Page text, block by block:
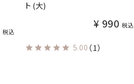
税込
ト (大)
¥ 990 税込
5.00 （1）